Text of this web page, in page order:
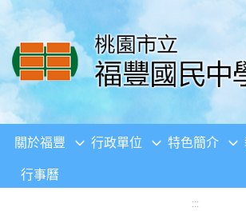
移至網頁之主要內容區位置
關於福豐 行政單位 特色簡介
行事曆
:::